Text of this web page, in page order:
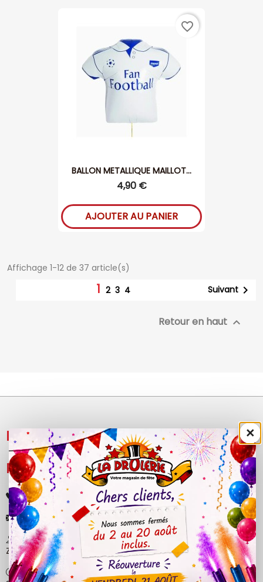
BALLON METALLIQUE MAILLOT...
4,90 €
AJOUTER AU PANIER
favorite_border
Affichage 1-12 de 37 article(s)
1 2 3 4 Suivant 
Retour en haut 
NOS PRODUITS 
LÉGAL 
+33 (0)4 50 40 81 00
contact@ladrolerie.fr
38 Rue de la Maladière
Z.A de la maladiere 01210 Ornex
Ma-Ve : 9h30 - 12h30 | 14h30 - 19h00
×